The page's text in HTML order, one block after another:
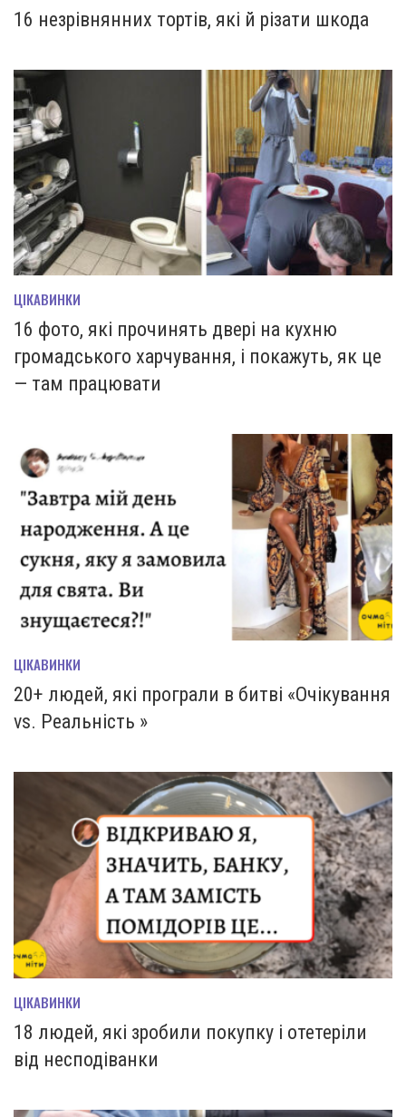
16 незрівнянних тортів, які й різати шкода
ЦІКАВИНКИ
16 фото, які прочинять двері на кухню
громадського харчування, і покажуть, як це
— там працювати
ЦІКАВИНКИ
20+ людей, які програли в битві «Очікування
vs. Реальність »
ЦІКАВИНКИ
18 людей, які зробили покупку і отетеріли
від несподіванки